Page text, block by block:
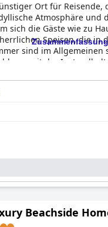
Ort für
Atmosphäre
sich die Gäste wie zu
Speisen, die
sind im
mit der
Personals. Der Pool
die man nutzen kann.
suchen.
Beachside